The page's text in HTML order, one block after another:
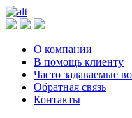
О компании
В помощь клиенту
Часто задаваемые
Обратная связь
Контакты